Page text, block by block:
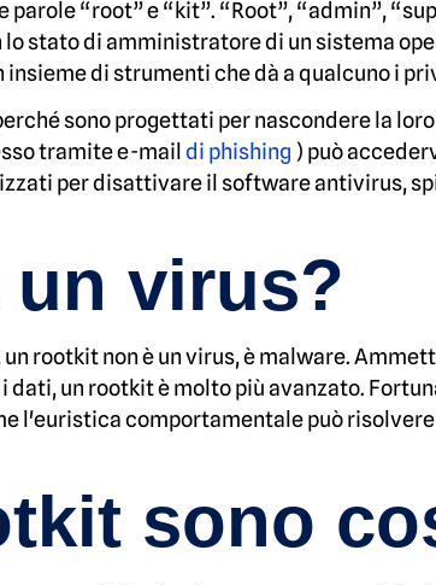
“root” e “kit”. “Root”, “admin”,
stato di amministratore di un sistema
di strumenti che dà a qualcuno i
sono progettati per nascondere la
tramite e-mail di phishing ) può
per disattivare il software antivirus,
virus?
rootkit non è un virus, è malware.
dati, un rootkit è molto più avanzato.
l'euristica comportamentale può
sono